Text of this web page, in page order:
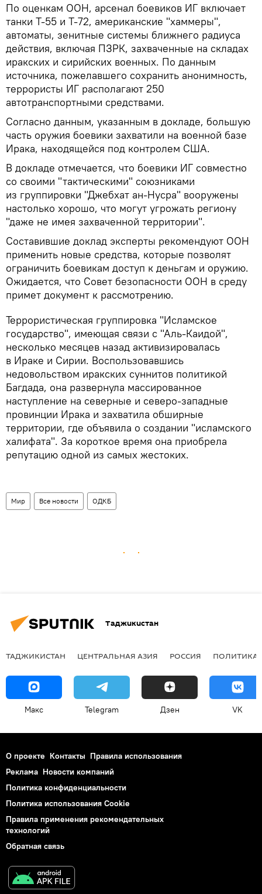
По оценкам ООН, арсенал боевиков ИГ включает
танки Т-55 и Т-72, американские "хаммеры",
автоматы, зенитные системы ближнего радиуса
действия, включая ПЗРК, захваченные на складах
иракских и сирийских военных. По данным
источника, пожелавшего сохранить анонимность,
террористы ИГ располагают 250
автотранспортными средствами.
Согласно данным, указанным в докладе, большую
часть оружия боевики захватили на военной базе
Ирака, находящейся под контролем США.
В докладе отмечается, что боевики ИГ совместно
со своими "тактическими" союзниками
из группировки "Джебхат ан-Нусра" вооружены
настолько хорошо, что могут угрожать региону
"даже не имея захваченной территории".
Составившие доклад эксперты рекомендуют ООН
применить новые средства, которые позволят
ограничить боевикам доступ к деньгам и оружию.
Ожидается, что Совет безопасности ООН в среду
примет документ к рассмотрению.
Террористическая группировка "Исламское
государство", имеющая связи с "Аль-Каидой",
несколько месяцев назад активизировалась
в Ираке и Сирии. Воспользовавшись
недовольством иракских суннитов политикой
Багдада, она развернула массированное
наступление на северные и северо-западные
провинции Ирака и захватила обширные
территории, где объявила о создании "исламского
халифата". За короткое время она приобрела
репутацию одной из самых жестоких.
Мир Все новости ОДКБ
Таджикистан
ТАДЖИКИСТАН ЦЕНТРАЛЬНАЯ АЗИЯ РОССИЯ ПОЛИТИКА
Макс Telegram Дзен VK
О проекте Контакты Правила использования
Реклама Новости компаний
Политика конфиденциальности
Политика использования Cookie
Правила применения рекомендательных
технологий
Обратная связь